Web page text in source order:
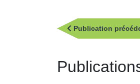
Navigation
de
l’article
Publication